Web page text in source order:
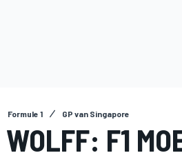
Formule 1 GP van Singapore
WOLFF: F1